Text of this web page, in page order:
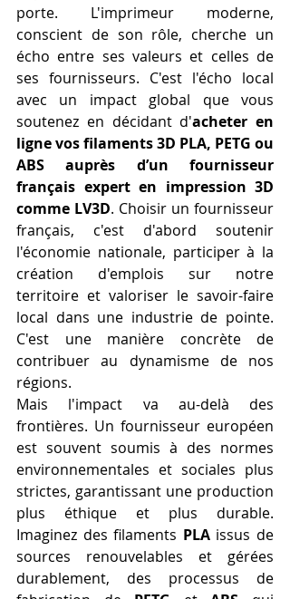
porte. L'imprimeur moderne,
conscient de son rôle, cherche un
écho entre ses valeurs et celles de
ses fournisseurs. C'est l'écho local
avec un impact global que vous
soutenez en décidant d'acheter en
ligne vos filaments 3D PLA, PETG ou
ABS auprès d’un fournisseur
français expert en impression 3D
comme LV3D. Choisir un fournisseur
français, c'est d'abord soutenir
l'économie nationale, participer à la
création d'emplois sur notre
territoire et valoriser le savoir-faire
local dans une industrie de pointe.
C'est une manière concrète de
contribuer au dynamisme de nos
régions.
Mais l'impact va au-delà des
frontières. Un fournisseur européen
est souvent soumis à des normes
environnementales et sociales plus
strictes, garantissant une production
plus éthique et plus durable.
Imaginez des filaments PLA issus de
sources renouvelables et gérées
durablement, des processus de